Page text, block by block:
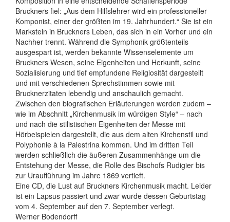
Bruckners fiel: „Aus dem Hilfslehrer wird ein professioneller
Komponist, einer der größten im 19. Jahrhundert.“ Sie ist ein
Markstein in Bruckners Leben, das sich in ein Vorher und ein
Nachher trennt. Während die Symphonik größtenteils
ausgespart ist, werden bekannte Wissenselemente um
Bruckners Wesen, seine Eigenheiten und Herkunft, seine
Sozialisierung und tief empfundene Religiosität dargestellt
und mit verschiedenen Sprechstimmen sowie mit
Brucknerzitaten lebendig und anschaulich gemacht.
Zwischen den biografischen Erläuterungen werden zudem –
wie im Abschnitt „Kirchenmusik im würdigen Style“ – nach
und nach die stilistischen Eigenheiten der Messe mit
Hörbeispielen dargestellt, die aus dem alten Kirchenstil und
Polyphonie à la Palestrina kommen. Und im dritten Teil
werden schließlich die äußeren Zusammenhänge um die
Entstehung der Messe, die Rolle des Bischofs Rudigier bis
zur Uraufführung im Jahre 1869 vertieft.
Eine CD, die Lust auf Bruckners Kirchenmusik macht. Leider
ist ein Lapsus passiert und zwar wurde dessen Geburtstag
vom 4. September auf den 7. September verlegt.
Werner Bodendorff